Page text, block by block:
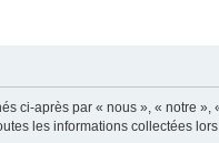
ci-après par « nous », « notre »,
les informations collectées